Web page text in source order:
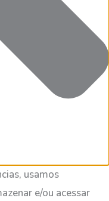
usamos
e/ou acessar